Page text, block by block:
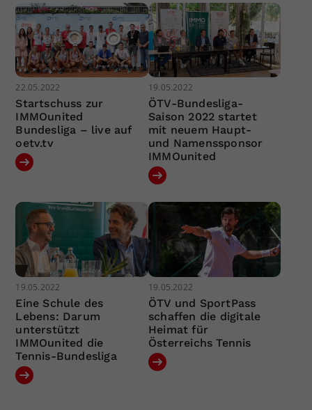
22.05.2022
Startschuss zur
IMMOunited
Bundesliga – live auf
oetv.tv
19.05.2022
ÖTV-Bundesliga-
Saison 2022 startet
mit neuem Haupt-
und Namenssponsor
IMMOunited
19.05.2022
Eine Schule des
Lebens: Darum
unterstützt
IMMOunited die
Tennis-Bundesliga
19.05.2022
ÖTV und SportPass
schaffen die digitale
Heimat für
Österreichs Tennis